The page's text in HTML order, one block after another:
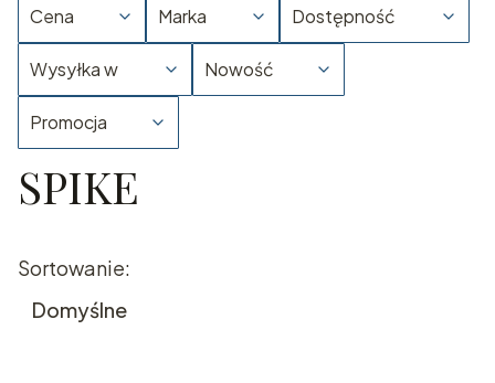
Cena Marka Dostępność
Wysyłka w Nowość
Promocja
Koniec filtrów
SPIKE
Lista produktów
Sortowanie:
Domyślne